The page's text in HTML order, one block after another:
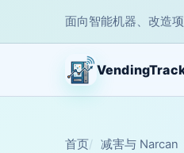
面向智能机器、改造
首页 减害与 Narcan